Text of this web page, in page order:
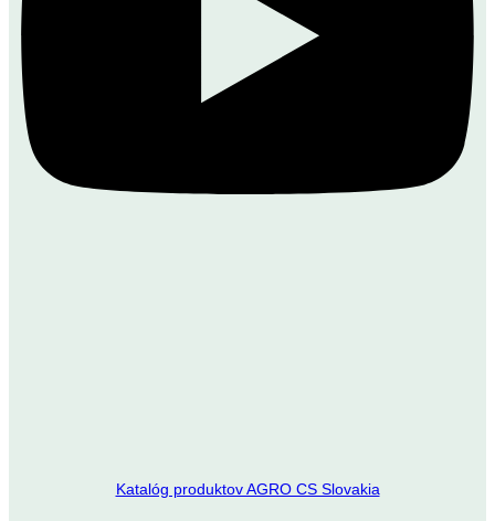
Katalóg produktov AGRO CS Slovakia